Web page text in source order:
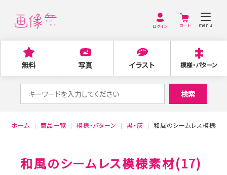
ログイン menu
無料 写真 イラスト 模様・パターン
索
検索
ホーム 商品一覧 模様・パターン 黒・灰 和風のシームレス模様素
和風のシームレス模様素材(17)